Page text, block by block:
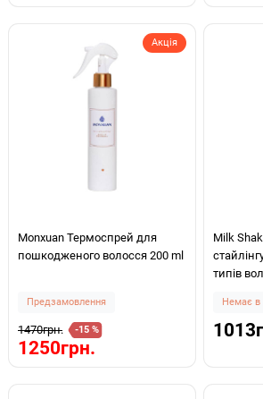
Акція
Monxuan Термоспрей для
пошкодженого волосся 200 ml
Предзамовлення
1470грн. -15 %
1250грн.
Milk
типів
мл
Немає в